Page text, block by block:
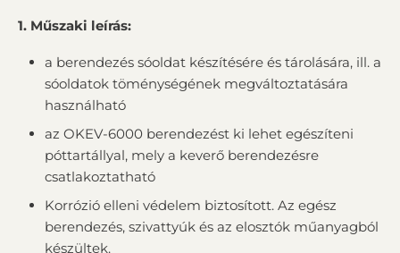
1. Műszaki leírás:
a berendezés sóoldat készítésére és tárolására, ill. a
sóoldatok töménységének megváltoztatására
használható
az OKEV-6000 berendezést ki lehet egészíteni
póttartállyal, mely a keverő berendezésre
csatlakoztatható
Korrózió elleni védelem biztosított. Az egész
berendezés, szivattyúk és az elosztók műanyagból
készültek.